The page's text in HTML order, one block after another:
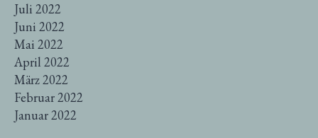
Juli 2022
Juni 2022
Mai 2022
April 2022
März 2022
Februar 2022
Januar 2022